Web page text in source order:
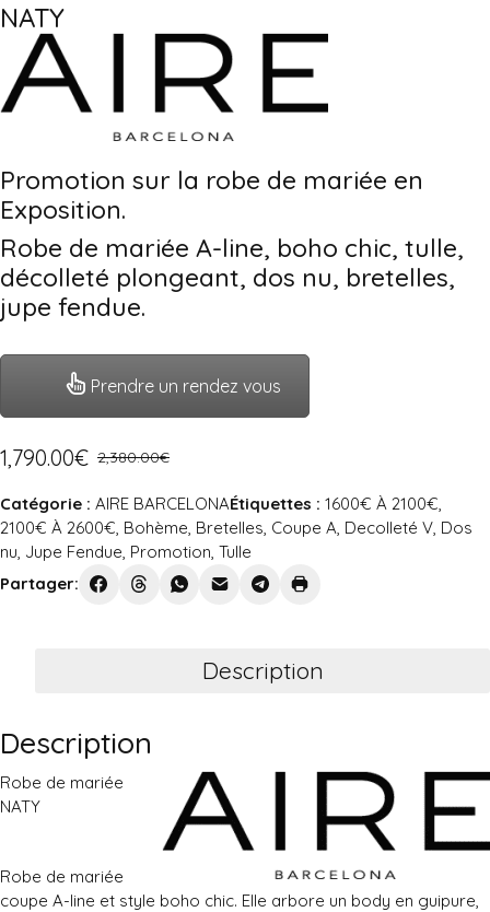
NATY
Promotion sur la robe de mariée en
Exposition.
Robe de mariée A-line, boho chic, tulle,
décolleté plongeant, dos nu, bretelles,
jupe fendue.
Prendre un rendez vous
2,380.00€
1,790.00€
Catégorie : AIRE BARCELONAÉtiquettes : 1600€ À 2100€
2100€ À 2600€ Bohème Bretelles Coupe A Decolleté V Dos
nu Jupe Fendue Promotion Tulle
Partager:
Description
Description
Robe de mariée
NATY
Robe de mariée
coupe A-line et style boho chic. Elle arbore un body en guipure,